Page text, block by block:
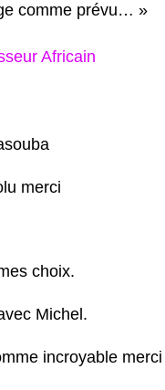
comme prévu… »
Africain
merci
choix.
Michel.
incroyable merci